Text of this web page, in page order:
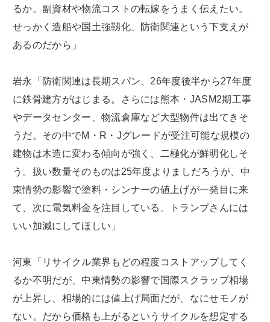
るか。副資材や物流コストの転嫁をうまく伝えたい。
せっかく造船や国土強靱化、防衛関連という下支えが
あるのだから」
岩永「防衛関連は長期スパン、26年度後半から27年度
に鉄骨建方がはじまる。さらには熊本・JASM2期工事
やデータセンター、物流倉庫など大型物件は出てきそ
うだ。その中でM・R・Jグレードが受注可能な規模の
建物は木造に変わる傾向が強く、二極化が鮮明化しそ
う。扱い数量そのものは25年度よりましだろうが、中
東情勢の影響で塗料・シンナーの値上げが一発目に来
て、次に電気料金を注目している。トランプさんには
いい加減にしてほしい」
河東「リサイクル業界もどの程度コストアップしてく
るか不明だが、中東情勢の影響で国際スクラップ相場
が上昇し、相場的には値上げ局面だが、なにせモノが
ない。だから価格も上がるというサイクルを想定する